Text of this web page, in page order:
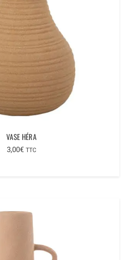
VASE HÉRA
3,00€ TTC